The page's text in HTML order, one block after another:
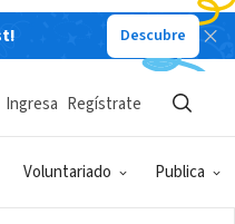
Descubre
Voluntariado Publica
Ingresa Regístrate